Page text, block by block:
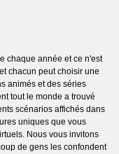
chaque année et ce n'est
chacun peut choisir une
animés et des séries
tout le monde a trouvé
scénarios affichés dans
uniques que vous
Nous vous invitons
de gens les confondent